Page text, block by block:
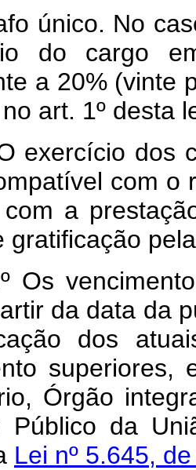
No caso
do cargo
a 20% (vinte
art. 1º desta
exercício dos
com o
com a
gratificação
Os
da data da
dos
superiores,
Órgão
Público da
Lei nº 5.645,